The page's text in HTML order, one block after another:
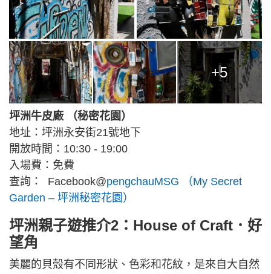
+5
坪洲牛皮廠 （秘密花園）
地址：坪洲永安街21號地下
開放時間：10:30 - 19:00
入場費：免費
查詢： Facebook@pengchauMSG （My Secret
Garden – 坪洲秘密花園）
坪洲親子遊推介2：House of Craft．好
望角
美麗的貝殼有不同形狀、色彩和花紋，是來自大自然